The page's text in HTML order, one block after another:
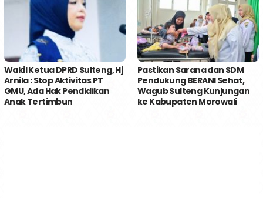
Wakil Ketua DPRD Sulteng, Hj
Arnila : Stop Aktivitas PT
GMU, Ada Hak Pendidikan
Anak Tertimbun
Pastikan Sarana dan SDM
Pendukung BERANI Sehat,
Wagub Sulteng Kunjungan
ke Kabupaten Morowali